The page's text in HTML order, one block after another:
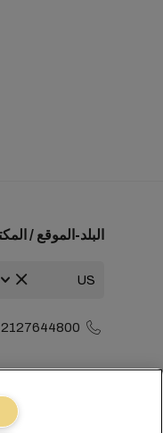
البلد-الموقع /
2127644800